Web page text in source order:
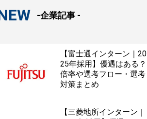
-企業記事 -
【富士通インターン｜20
25年採用】優遇はある？
倍率や選考フロー・選考
対策まとめ
【三菱地所インターン｜